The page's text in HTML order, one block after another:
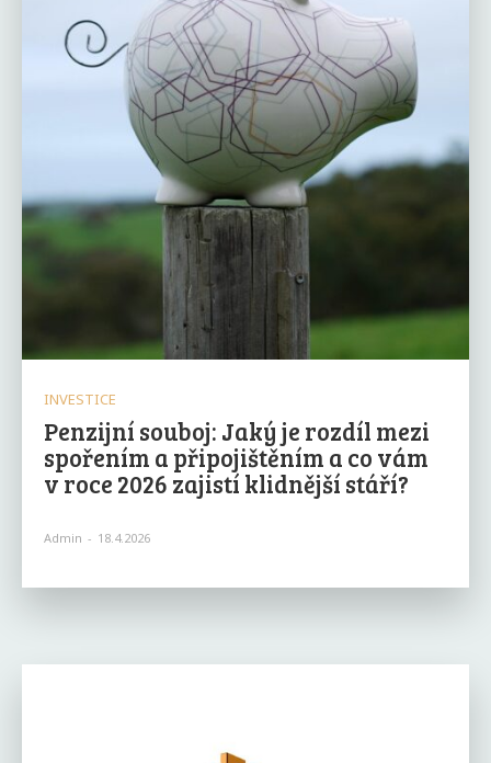
INVESTICE
Penzijní souboj: Jaký je rozdíl mezi
spořením a připojištěním a co vám
v roce 2026 zajistí klidnější stáří?
Admin - 18.4.2026